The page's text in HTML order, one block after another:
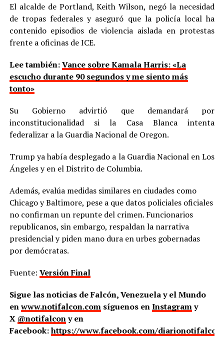
El alcalde de Portland, Keith Wilson, negó la necesidad
de tropas federales y aseguró que la policía local ha
contenido episodios de violencia aislada en protestas
frente a oficinas de ICE.
Lee también:Vance sobre Kamala Harris: «La
escucho durante 90 segundos y me siento más
tonto»
Su Gobierno advirtió que demandará por
inconstitucionalidad si la Casa Blanca intenta
federalizar a la Guardia Nacional de Oregon.
Trump ya había desplegado a la Guardia Nacional en Los
Ángeles y en el Distrito de Columbia.
Además, evalúa medidas similares en ciudades como
Chicago y Baltimore, pese a que datos policiales oficiales
no confirman un repunte del crimen. Funcionarios
republicanos, sin embargo, respaldan la narrativa
presidencial y piden mano dura en urbes gobernadas
por demócratas.
Fuente: Versión Final
Sigue las noticias de Falcón, Venezuela y el Mundo
enwww.notifalcon.comsíguenos enInstagramy
X @notifalcony en
Facebook:https://www.facebook.com/